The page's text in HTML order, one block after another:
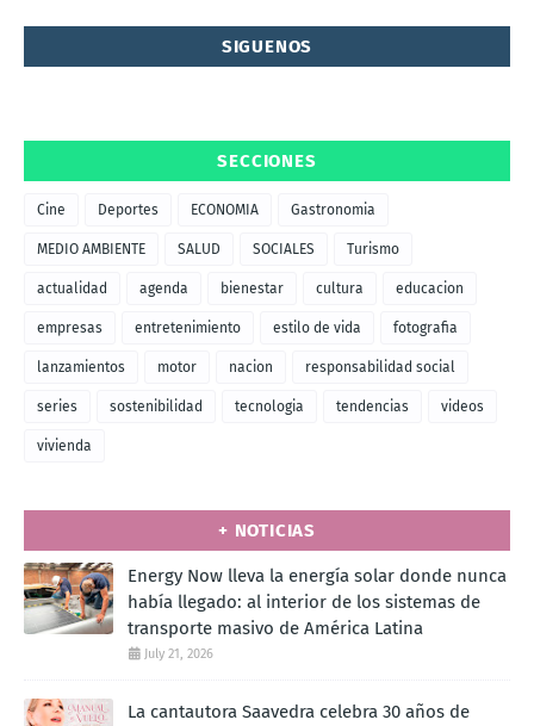
SIGUENOS
SECCIONES
Cine Deportes ECONOMIA Gastronomia
MEDIO AMBIENTE SALUD SOCIALES Turismo
actualidad agenda bienestar cultura educacion
empresas entretenimiento estilo de vida fotografia
lanzamientos motor nacion responsabilidad social
series sostenibilidad tecnologia tendencias videos
vivienda
+ NOTICIAS
Energy Now lleva la energía solar donde nunca
había llegado: al interior de los sistemas de
transporte masivo de América Latina
July 21, 2026
La cantautora Saavedra celebra 30 años de